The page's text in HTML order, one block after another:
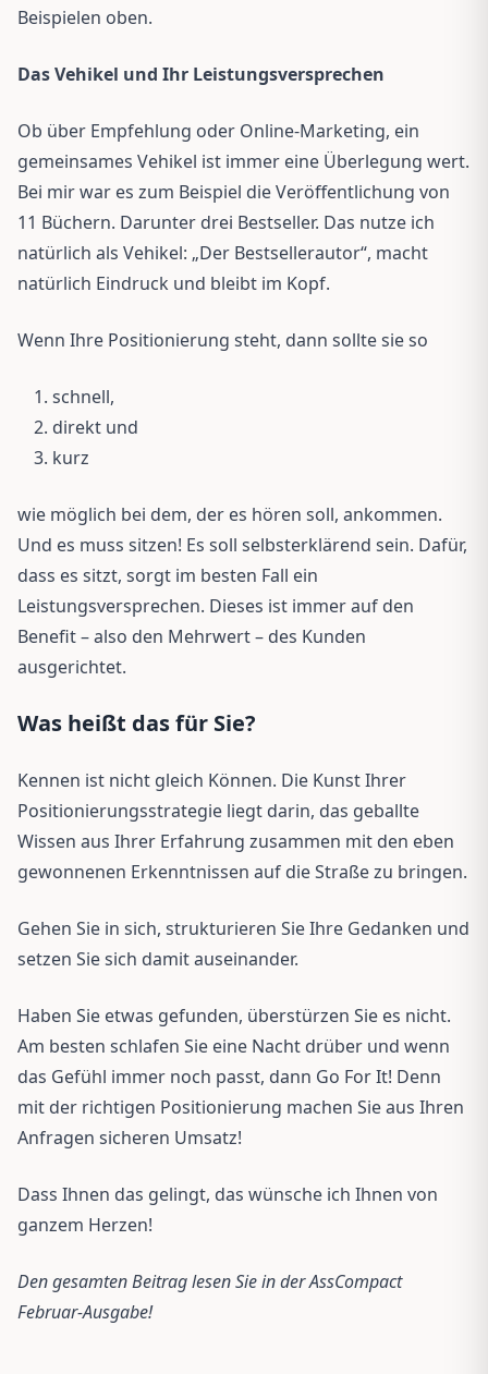
Beispielen oben.
Das Vehikel und Ihr Leistungsversprechen
Ob über Empfehlung oder Online-Marketing, ein
gemeinsames Vehikel ist immer eine Überlegung wert.
Bei mir war es zum Beispiel die Veröffentlichung von
11 Büchern. Darunter drei Bestseller. Das nutze ich
natürlich als Vehikel: „Der Bestsellerautor“, macht
natürlich Eindruck und bleibt im Kopf.
Wenn Ihre Positionierung steht, dann sollte sie so
schnell,
direkt und
kurz
wie möglich bei dem, der es hören soll, ankommen.
Und es muss sitzen! Es soll selbsterklärend sein. Dafür,
dass es sitzt, sorgt im besten Fall ein
Leistungsversprechen. Dieses ist immer auf den
Benefit – also den Mehrwert – des Kunden
ausgerichtet.
Was heißt das für Sie?
Kennen ist nicht gleich Können. Die Kunst Ihrer
Positionierungsstrategie liegt darin, das geballte
Wissen aus Ihrer Erfahrung zusammen mit den eben
gewonnenen Erkenntnissen auf die Straße zu bringen.
Gehen Sie in sich, strukturieren Sie Ihre Gedanken und
setzen Sie sich damit auseinander.
Haben Sie etwas gefunden, überstürzen Sie es nicht.
Am besten schlafen Sie eine Nacht drüber und wenn
das Gefühl immer noch passt, dann Go For It! Denn
mit der richtigen Positionierung machen Sie aus Ihren
Anfragen sicheren Umsatz!
Dass Ihnen das gelingt, das wünsche ich Ihnen von
ganzem Herzen!
Den gesamten Beitrag lesen Sie in der AssCompact
Februar-Ausgabe!